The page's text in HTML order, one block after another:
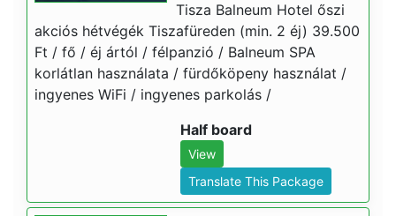
Tisza Balneum Hotel őszi
akciós hétvégék Tiszafüreden (min. 2 éj) 39.500
Ft / fő / éj ártól / félpanzió / Balneum SPA
korlátlan használata / fürdőköpeny használat /
ingyenes WiFi / ingyenes parkolás /
Half board
View
Translate This Package